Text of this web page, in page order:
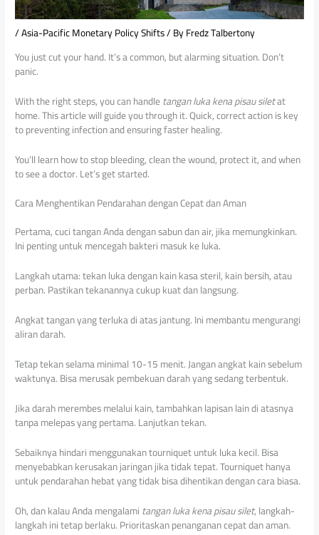
/Asia-Pacific Monetary Policy Shifts/ ByFredz Talbertony
You just cut your hand. It’s a common, but alarming situation. Don’t
panic.
With the right steps, you can handletangan luka kena pisau siletat
home. This article will guide you through it. Quick, correct action is key
to preventing infection and ensuring faster healing.
You’ll learn how to stop bleeding, clean the wound, protect it, and when
to see a doctor. Let’s get started.
Cara Menghentikan Pendarahan dengan Cepat dan Aman
Pertama, cuci tangan Anda dengan sabun dan air, jika memungkinkan.
Ini penting untuk mencegah bakteri masuk ke luka.
Langkah utama: tekan luka dengan kain kasa steril, kain bersih, atau
perban. Pastikan tekanannya cukup kuat dan langsung.
Angkat tangan yang terluka di atas jantung. Ini membantu mengurangi
aliran darah.
Tetap tekan selama minimal 10-15 menit. Jangan angkat kain sebelum
waktunya. Bisa merusak pembekuan darah yang sedang terbentuk.
Jika darah merembes melalui kain, tambahkan lapisan lain di atasnya
tanpa melepas yang pertama. Lanjutkan tekan.
Sebaiknya hindari menggunakan tourniquet untuk luka kecil. Bisa
menyebabkan kerusakan jaringan jika tidak tepat. Tourniquet hanya
untuk pendarahan hebat yang tidak bisa dihentikan dengan cara biasa.
Oh, dan kalau Anda mengalamitangan luka kena pisau silet, langkah-
langkah ini tetap berlaku. Prioritaskan penanganan cepat dan aman.